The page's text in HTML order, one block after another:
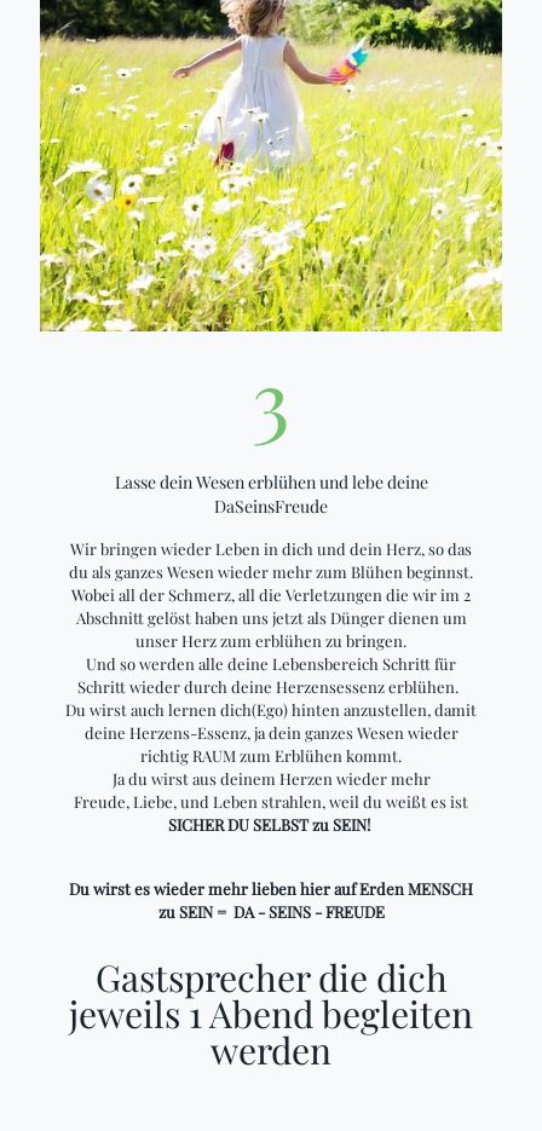
3
Lasse dein Wesen erblühen und lebe deine
DaSeinsFreude
Wir bringen wieder Leben in dich und dein Herz, so das
du als ganzes Wesen wieder mehr zum Blühen beginnst.
Wobei all der Schmerz, all die Verletzungen die wir im 2
Abschnitt gelöst haben uns jetzt als Dünger dienen um
unser Herz zum erblühen zu bringen.
Und so werden alle deine Lebensbereich Schritt für
Schritt wieder durch deine Herzensessenz erblühen.
Du wirst auch lernen dich(Ego) hinten anzustellen, damit
deine Herzens-Essenz, ja dein ganzes Wesen wieder
richtig RAUM zum Erblühen kommt.
Ja du wirst aus deinem Herzen wieder mehr
Freude, Liebe, und Leben strahlen, weil du weißt es ist
SICHER DU SELBST zu SEIN!
Du wirst es wieder mehr lieben hier auf Erden MENSCH
zu SEIN = DA - SEINS - FREUDE
Gastsprecher die dich
jeweils 1 Abend begleiten
werden